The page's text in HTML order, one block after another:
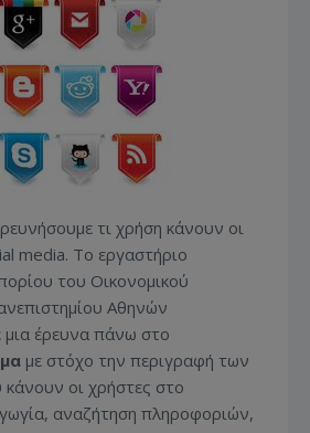
τι χρήση κάνουν οι
media. Το εργαστήριο
του Οικονομικού
Αθηνών
έρευνα πάνω στο
με στόχο την περιγραφή των
κάνουν οι χρήστες στο
αναζήτηση πληροφοριών,